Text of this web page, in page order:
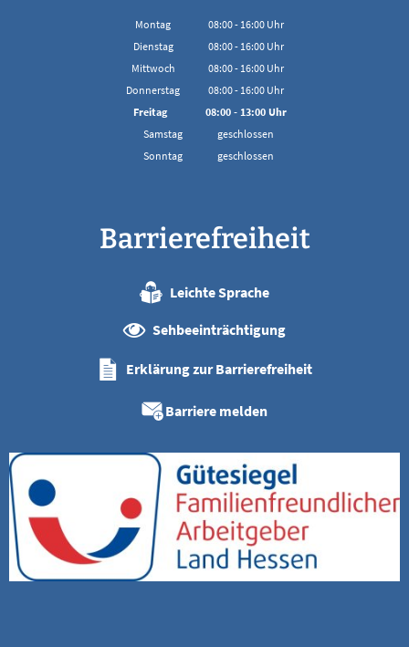
Montag 08:00- 16:00Uhr
Von 08:00 bis 16:00 Uhr
Dienstag 08:00- 16:00Uhr
Von 08:00 bis 16:00 Uhr
Mittwoch 08:00- 16:00Uhr
Von 08:00 bis 16:00 Uhr
Donnerstag 08:00- 16:00Uhr
Von 08:00 bis 16:00 Uhr
Freitag 08:00- 13:00Uhr
Von 08:00 bis 13:00 Uhr
Samstag
geschlossen
Sonntag
geschlossen
Barrierefreiheit
Leichte Sprache
Sehbeeinträchtigung
Erklärung zur Barrierefreiheit
Barriere melden